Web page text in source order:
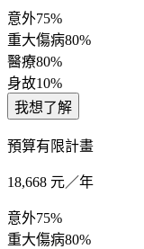
意外75%
重大傷病80%
醫療80%
身故10%
我想了解
預算有限計畫
18,668 元／年
意外75%
重大傷病80%